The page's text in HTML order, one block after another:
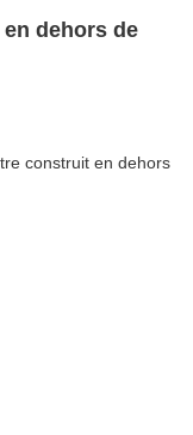
dehors de